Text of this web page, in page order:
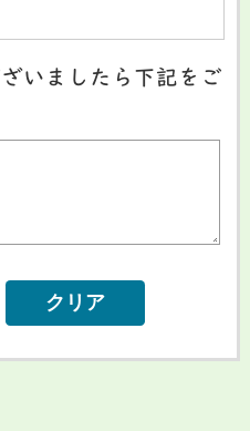
いましたら下記をご